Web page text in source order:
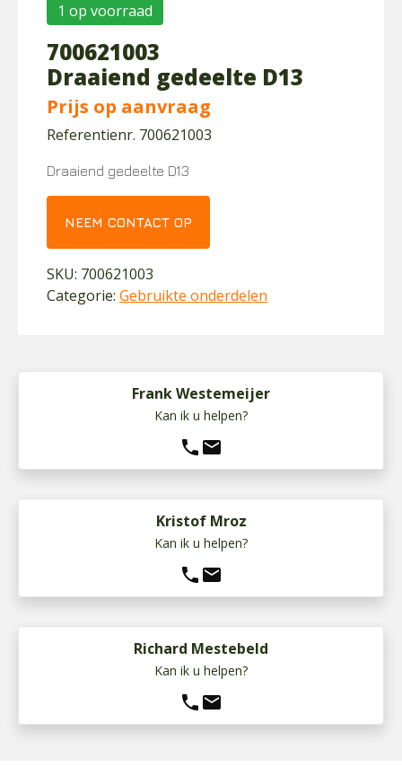
1 op voorraad
700621003
Draaiend gedeelte D13
Prijs op aanvraag
Referentienr. 700621003
Draaiend gedeelte D13
NEEM CONTACT OP
SKU: 700621003
Categorie: Gebruikte onderdelen
Frank Westemeijer
Kan ik u helpen?
phone mail
Kristof Mroz
Kan ik u helpen?
phone mail
Richard Mestebeld
Kan ik u helpen?
phone mail